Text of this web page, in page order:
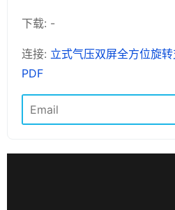
下载: -
连接: 立式气压双屏全方位旋
PDF